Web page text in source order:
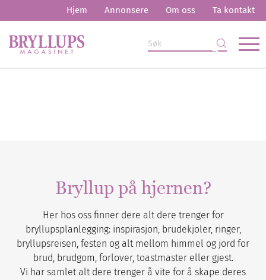
Hjem Annonsere Om oss Ta kontakt
Bryllup på hjernen?
Her hos oss finner dere alt dere trenger for
bryllupsplanlegging: inspirasjon, brudekjoler, ringer,
bryllupsreisen, festen og alt mellom himmel og jord for
brud, brudgom, forlover, toastmaster eller gjest.
Vi har samlet alt dere trenger å vite for å skape deres